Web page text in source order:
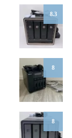
8.3
8
8